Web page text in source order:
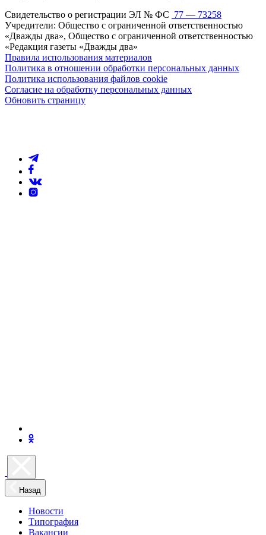
Свидетельство о регистрации ЭЛ № ФС 77 — 73258
Учредители: Общество с ограниченной ответственностью
«Дважды два», Общество с ограниченной ответственностью
«Редакция газеты «Дважды два»
Правила использования материалов
Политика в отношении обработки персональных данных
Политика использования файлов cookie
Согласие на обработку персональных данных
Обновить страницу
Назад
Новости
Типография
Вакансии